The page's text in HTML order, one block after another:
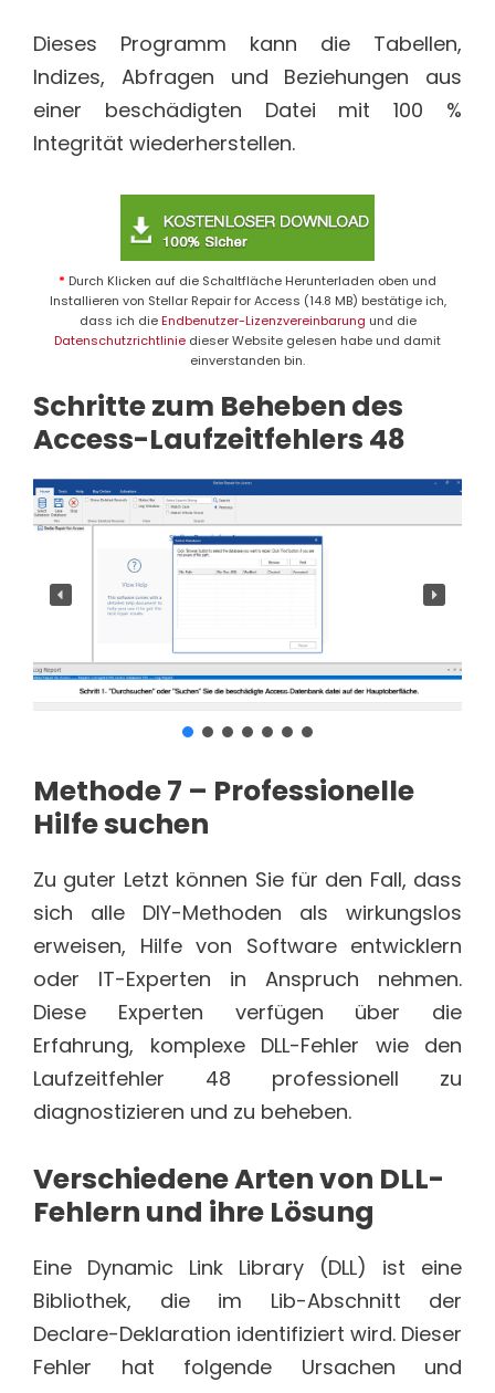
Dieses Programm kann die Tabellen,
Indizes, Abfragen und Beziehungen aus
einer beschädigten Datei mit 100 %
Integrität wiederherstellen.
* Durch Klicken auf die Schaltfläche Herunterladen oben und
Installieren von Stellar Repair for Access (14.8 MB) bestätige ich,
dass ich dieEndbenutzer-Lizenzvereinbarung und die
Datenschutzrichtlinie dieser Website gelesen habe und damit
einverstanden bin.
Schritte zum Beheben des
Access-Laufzeitfehlers 48
Methode 7 – Professionelle
Hilfe suchen
Zu guter Letzt können Sie für den Fall, dass
sich alle DIY-Methoden als wirkungslos
erweisen, Hilfe von Software entwicklern
oder IT-Experten in Anspruch nehmen.
Diese Experten verfügen über die
Erfahrung, komplexe DLL-Fehler wie den
Laufzeitfehler 48 professionell zu
diagnostizieren und zu beheben.
Verschiedene Arten von DLL-
Fehlern und ihre Lösung
Eine Dynamic Link Library (DLL) ist eine
Bibliothek, die im Lib-Abschnitt der
Declare-Deklaration identifiziert wird. Dieser
Fehler hat folgende Ursachen und